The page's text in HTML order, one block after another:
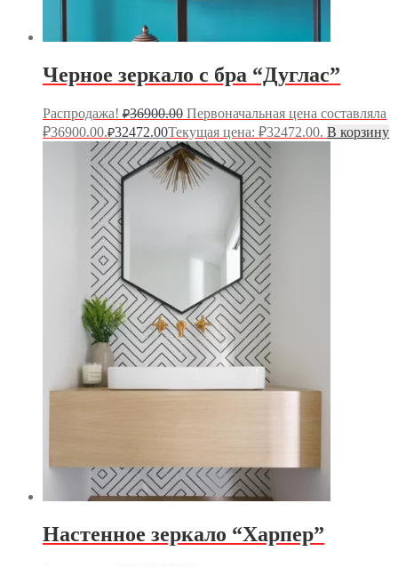
Черное зеркало с бра “Дуглас”
Распродажа! ₽36900.00 Первоначальная цена составляла
₽36900.00.₽32472.00Текущая цена: ₽32472.00. В корзину
Настенное зеркало “Харпер”